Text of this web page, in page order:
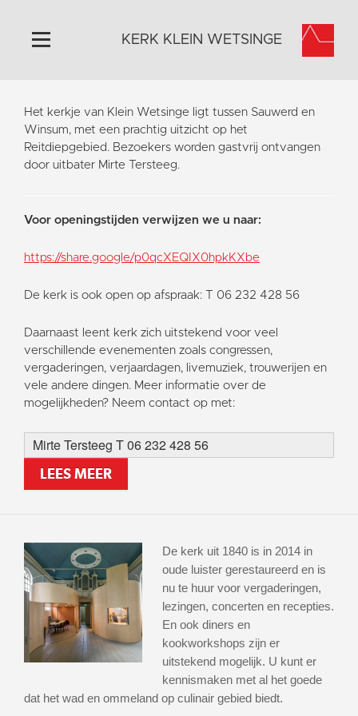
Home
Algemeen
Historie
Contact
Vaktaal
KERK KLEIN WETSINGE
Het kerkje van Klein Wetsinge ligt tussen Sauwerd en
Winsum, met een prachtig uitzicht op het
Reitdiepgebied. Bezoekers worden gastvrij ontvangen
door uitbater Mirte Tersteeg.
Voor openingstijden verwijzen we u naar:
https://share.google/p0qcXEQIX0hpkKXbe
De kerk is ook open op afspraak: T 06 232 428 56
Daarnaast leent kerk zich uitstekend voor veel
verschillende evenementen zoals congressen,
vergaderingen, verjaardagen, livemuziek, trouwerijen en
vele andere dingen. Meer informatie over de
mogelijkheden? Neem contact op met:
Mirte Tersteeg T 06 232 428 56
LEES MEER
De kerk uit 1840 is in 2014 in
oude luister gerestaureerd en is
nu te huur voor vergaderingen,
lezingen, concerten en recepties.
En ook diners en
kookworkshops zijn er
uitstekend mogelijk. U kunt er
kennismaken met al het goede
dat het wad en ommeland op culinair gebied biedt.